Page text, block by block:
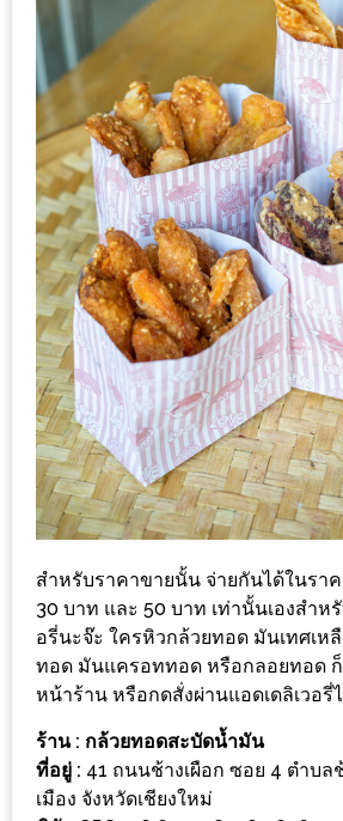
INSTAGRAM
รวม
โปร
โม
ชั่
นวัน
แม่
แห่ง
ชาติ
2557
ร้าน
หมู
กระทะ
ทั่ว
TOP30
ราคา
เกิน
บาท
รีวิว
สำหรับราคาขายนั้น จ่ายกันได้ในรา
30 บาท และ 50 บาท เท่านั้นเองสำห
อรี่นะจ๊ะ ใครหิวกล้วยทอด มันเทศเห
ทอด มันแครอททอด หรือกลอยทอด ก็
หน้าร้าน หรือกดสั่งผ่านแอดเดลิเวอรี่
ร้าน : กล้วยทอดสะบัดน้ำมัน
ที่อยู่ : 41 ถนนช้างเผือก ซอย 4 ตำบล
เมือง จังหวัดเชียงใหม่